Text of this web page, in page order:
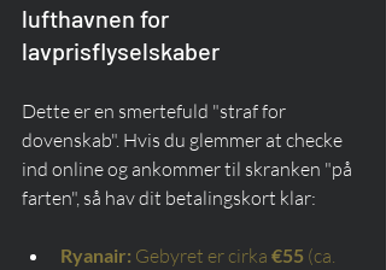
lufthavnen for
lavprisflyselskaber
Dette er en smertefuld "straf for
dovenskab". Hvis du glemmer at checke
ind online og ankommer til skranken "på
farten", så hav dit betalingskort klar:
Ryanair: Gebyret er cirka €55 (ca.